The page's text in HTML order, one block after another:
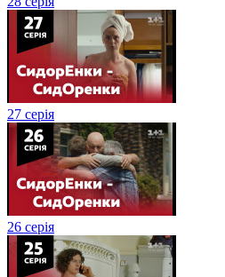
27 серія
26 серія